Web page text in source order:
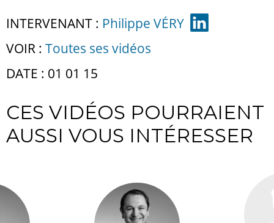
INTERVENANT : Philippe VÉRY
VOIR : Toutes ses vidéos
DATE : 01 01 15
CES VIDÉOS POURRAIENT
AUSSI VOUS INTÉRESSER